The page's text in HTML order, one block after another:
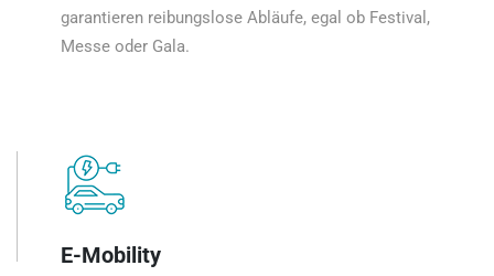
garantieren reibungslose Abläufe, egal ob Festival,
Messe oder Gala.
E-Mobility